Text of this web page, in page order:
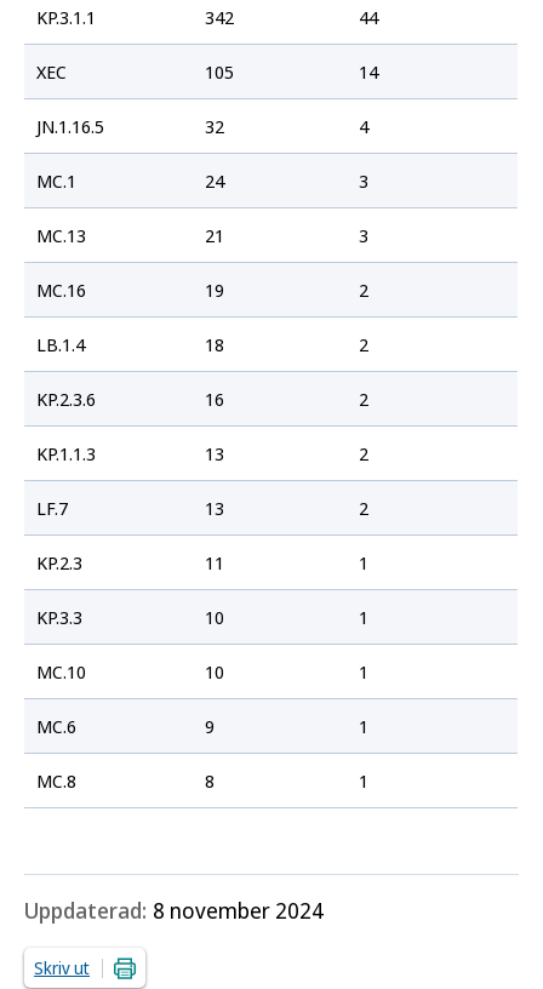
KP.3.1.1 342 44
XEC 105 14
JN.1.16.5 32 4
MC.1 24 3
MC.13 21 3
MC.16 19 2
LB.1.4 18 2
KP.2.3.6 16 2
KP.1.1.3 13 2
LF.7 13 2
KP.2.3 11 1
KP.3.3 10 1
MC.10 10 1
MC.6 9 1
MC.8 8 1
Uppdaterad: 8 november 2024
Skriv ut